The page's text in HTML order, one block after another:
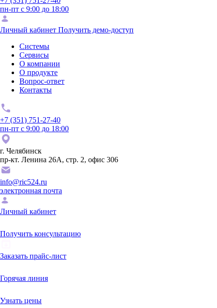
пн-пт с 9:00 до 18:00
Личный кабинет Получить демо-доступ
Системы
Сервисы
О компании
О продукте
Вопрос-ответ
Контакты
+7 (351) 751-27-40
пн-пт с 9:00 до 18:00
г. Челябинск
пр-кт. Ленина 26А, стр. 2, офис 306
info@ric524.ru
электронная почта
Личный кабинет
Получить консультацию
Заказать прайс-лист
Горячая линия
Узнать цены